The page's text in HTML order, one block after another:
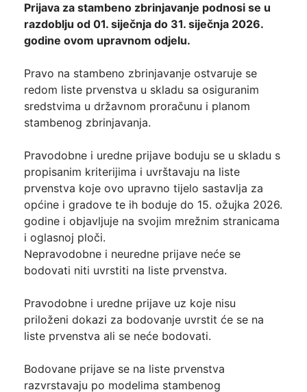
Prijava za stambeno zbrinjavanje podnosi se u
razdoblju od 01. siječnja do 31. siječnja 2026.
godine ovom upravnom odjelu.
Pravo na stambeno zbrinjavanje ostvaruje se
redom liste prvenstva u skladu sa osiguranim
sredstvima u državnom proračunu i planom
stambenog zbrinjavanja.
Pravodobne i uredne prijave boduju se u skladu s
propisanim kriterijima i uvrštavaju na liste
prvenstva koje ovo upravno tijelo sastavlja za
općine i gradove te ih boduje do 15. ožujka 2026.
godine i objavljuje na svojim mrežnim stranicama
i oglasnoj ploči.
Nepravodobne i neuredne prijave neće se
bodovati niti uvrstiti na liste prvenstva.
Pravodobne i uredne prijave uz koje nisu
priloženi dokazi za bodovanje uvrstit će se na
liste prvenstva ali se neće bodovati.
Bodovane prijave se na liste prvenstva
razvrstavaju po modelima stambenog